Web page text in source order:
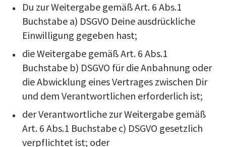
Du zur Weitergabe gemäß Art. 6 Abs.1
Buchstabe a) DSGVO Deine ausdrückliche
Einwilligung gegeben hast;
die Weitergabe gemäß Art. 6 Abs.1
Buchstabe b) DSGVO für die Anbahnung oder
die Abwicklung eines Vertrages zwischen Dir
und dem Verantwortlichen erforderlich ist;
der Verantwortliche zur Weitergabe gemäß
Art. 6 Abs.1 Buchstabe c) DSGVO gesetzlich
verpflichtet ist; oder